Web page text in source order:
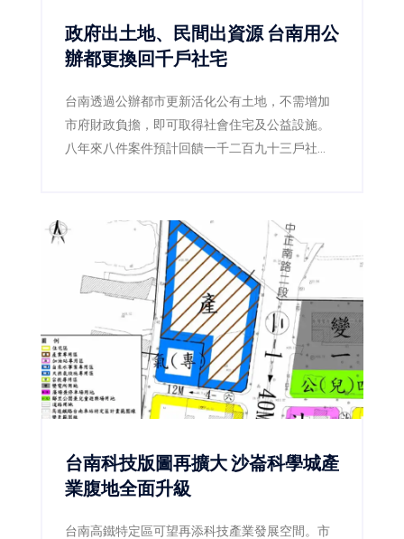
政府出土地、民間出資源 台南用公
辦都更換回千戶社宅
台南透過公辦都市更新活化公有土地，不需增加
市府財政負擔，即可取得社會住宅及公益設施。
八年來八件案件預計回饋一千二百九十三戶社
台南科技版圖再擴大 沙崙科學城產
業腹地全面升級
台南高鐵特定區可望再添科技產業發展空間。市